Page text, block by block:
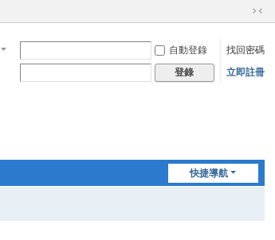
切
到
窄
自動登錄
找回密碼
登錄 立即註冊
快捷導航